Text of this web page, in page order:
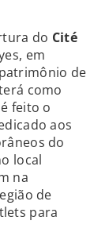
do Cité
em
de
como
feito o
aos
do
local
na
de
para